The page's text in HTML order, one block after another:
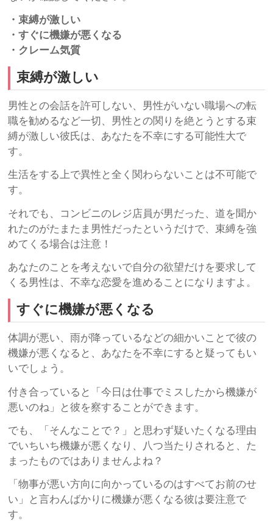
・束縛が激しい
・すぐに機嫌が悪くなる
・クレーム気質
束縛が激しい
男性との会話を許可しない、男性がいない職場への転
職を勧めるなど一切、男性との関りを絶とうとする束
縛が激しい彼氏は、あなたを不幸にする可能性大で
す。
生活をする上で異性と全く関わらないことは不可能で
す。
それでも、コンビニのレジ店員が男だった、道を聞か
れたのがたまたま男性だったというだけで、束縛を強
めてくる場合は注意！
あなたのことを考えないで自分の欲望だけを要求して
くる男性は、不幸な恋愛を進めることになりますよ。
すぐに機嫌が悪くなる
体調が悪い、雨が降っているなどの細かいことで彼の
機嫌が悪くなると、あなたを不幸にすると疑ってもい
いでしょう。
付き合っていると「今日は仕事でミスしたから機嫌が
悪いのね」と彼を察することができます。
でも、「そんなことで？」と思わず疑いたくなる理由
でいちいち機嫌が悪くなり、八つ当たりされると、た
まったものではありませんよね？
「物事が悪い方向に向かっているのはすべてお前のせ
い」と言わんばかりに機嫌が悪くなる彼は要注意で
す。